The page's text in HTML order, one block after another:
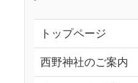
トップページ
西野神社のご案内